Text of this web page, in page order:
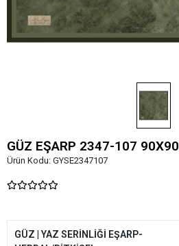
GÜZ EŞARP 2347-107 90X90
Ürün Kodu: GYSE2347107
GÜZ | YAZ SERİNLİĞİ EŞARP-